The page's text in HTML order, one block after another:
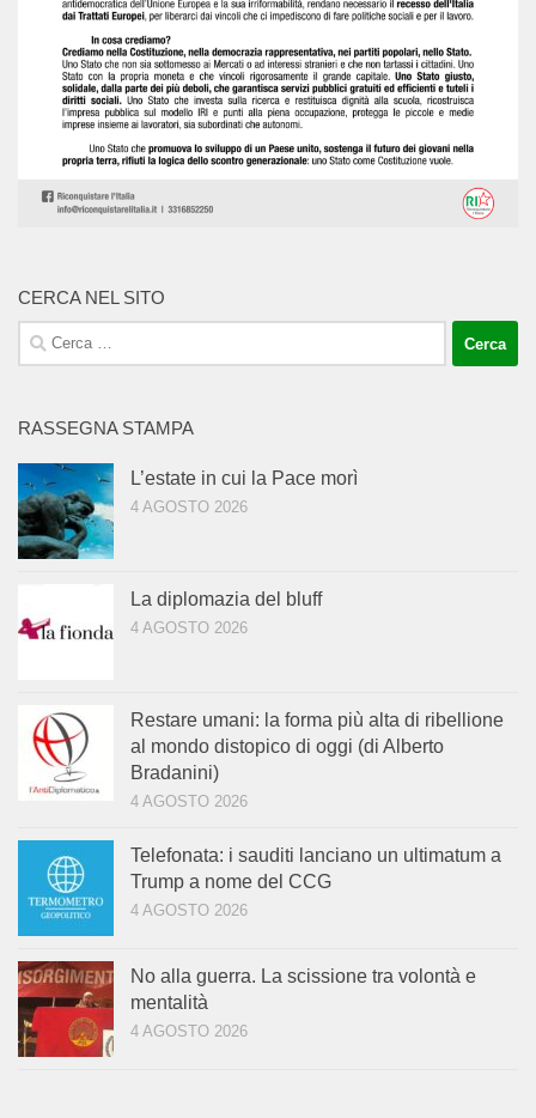
CERCA NEL SITO
Ricerca
per:
RASSEGNA STAMPA
L’estate in cui la Pace morì
4 AGOSTO 2026
La diplomazia del bluff
4 AGOSTO 2026
Restare umani: la forma più alta di ribellione
al mondo distopico di oggi (di Alberto
Bradanini)
4 AGOSTO 2026
Telefonata: i sauditi lanciano un ultimatum a
Trump a nome del CCG
4 AGOSTO 2026
No alla guerra. La scissione tra volontà e
mentalità
4 AGOSTO 2026